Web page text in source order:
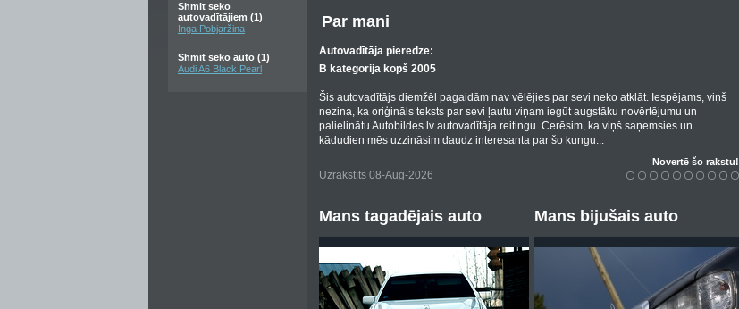
Shmit seko
autovadītājiem (1)
Inga Pobjaržina
Shmit seko auto (1)
Audi A6 Black Pearl
Par mani
Autovadītāja pieredze:
B kategorija kopš 2005
Šis autovadītājs diemžēl pagaidām nav vēlējies par sevi neko atklāt. Iespējams, viņš
nezina, ka oriģināls teksts par sevi ļautu viņam iegūt augstāku novērtējumu un
palielinātu Autobildes.lv autovadītāja reitingu. Cerēsim, ka viņš saņemsies un
kādudien mēs uzzināsim daudz interesanta par šo kungu...
Novertē šo rakstu!
Uzrakstīts 08-Aug-2026
Mans tagadējais auto Mans bijušais auto